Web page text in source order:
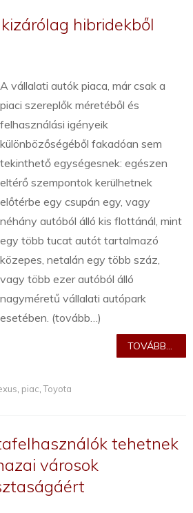
hibridekből
A vállalati autók piaca, már csak a
piaci szereplők méretéből és
felhasználási igényeik
különbözőségéből fakadóan sem
tekinthető egységesnek: egészen
eltérő szempontok kerülhetnek
előtérbe egy csupán egy, vagy
néhány autóból álló kis flottánál, mint
egy több tucat autót tartalmazó
közepes, netalán egy több száz,
vagy több ezer autóból álló
nagyméretű vállalati autópark
esetében. (tovább…)
TOVÁBB...
piac ,Toyota
tehetnek
városok